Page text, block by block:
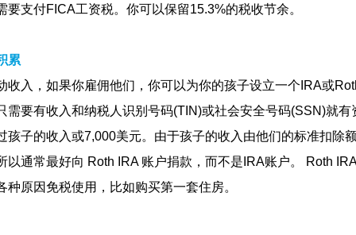
要支付FICA工资税。你可以保留15.3%的税收节余。
累
收入，如果你雇佣他们，你可以为你的孩子设立一个IRA或
需要有收入和纳税人识别号码(TIN)或社会安全号码(SSN)就有
孩子的收入或7,000美元。由于孩子的收入由他们的标准扣除
以通常最好向 Roth IRA 账户捐款，而不是IRA账户。 Roth
种原因免税使用，比如购买第一套住房。